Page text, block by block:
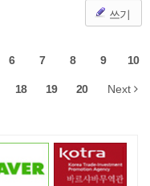
쓰기
6 7 8 9 10
18 19 20 Next